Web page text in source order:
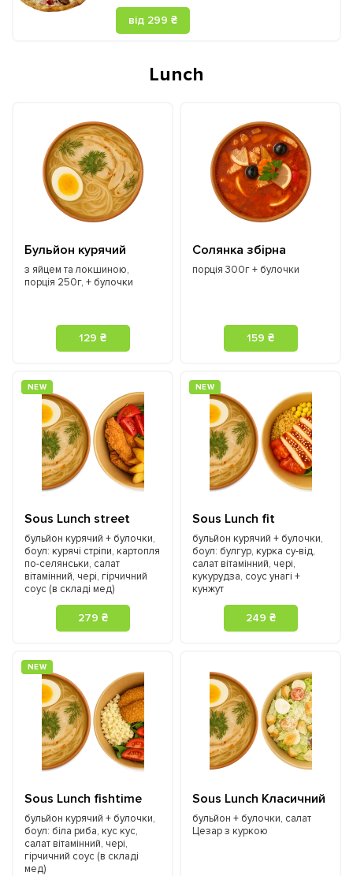
від 299 ₴
Lunch
Бульйон курячий
з яйцем та локшиною,
порція 250г, + булочки
129 ₴
Солянка збірна
порція 300г + булочки
159 ₴
NEW
Sous Lunch street
бульйон курячий + булочки,
боул: курячі стріпи, картопля
по-селянськи, салат
вітамінний, чері, гірчичний
соус (в складі мед)
279 ₴
NEW
Sous Lunch fit
бульйон курячий + булочки,
боул: булгур, курка су-від,
салат вітамінний, чері,
кукурудза, соус унагі +
кунжут
249 ₴
NEW
Sous Lunch fishtime
бульйон курячий + булочки,
боул: біла риба, кус кус,
салат вітамінний, чері,
гірчичний соус (в складі
мед)
Sous Lunch Класичний
бульйон + булочки, салат
Цезар з куркою